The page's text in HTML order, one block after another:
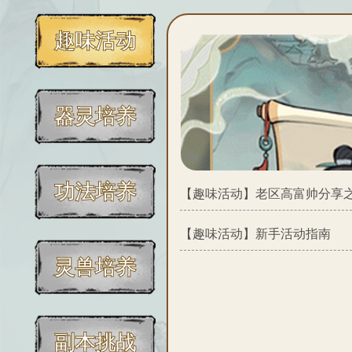
趣味活动
器灵培养
功法培养
灵兽培养
副本挑战
【趣味活动】 老区高富帅分享
【趣味活动】 新手活动指南